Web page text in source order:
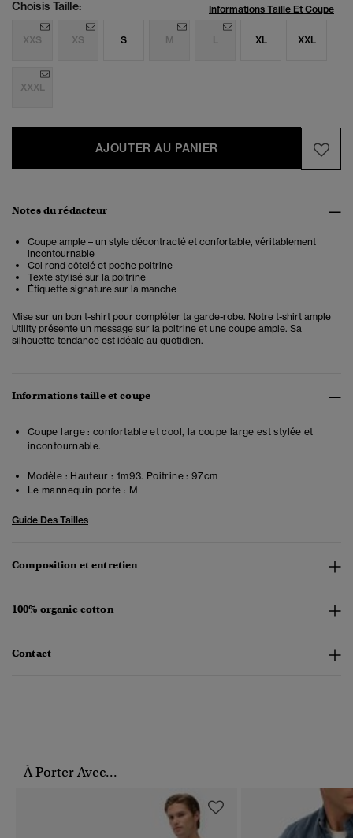
Choisis Taille: Informations Taille Et Coupe
XXS XS S M L XL XXL
XXXL
AJOUTER AU PANIER
Notes du rédacteur
Coupe ample – un style décontracté et confortable, véritablement
incontournable
Col rond côtelé et poche poitrine
Texte stylisé sur la poitrine
Étiquette signature sur la manche
Mise sur un bon t-shirt pour compléter ta garde-robe. Notre t-shirt ample
Utility présente un message sur la poitrine et une coupe ample. Sa
silhouette tendance est idéale au quotidien.
Informations taille et coupe
Coupe large : confortable et cool, la coupe large est stylée et
incontournable.
Modèle : Hauteur : 1m93. Poitrine : 97cm
Le mannequin porte : M
Guide Des Tailles
Composition et entretien
100% organic cotton
Contact
À Porter Avec...